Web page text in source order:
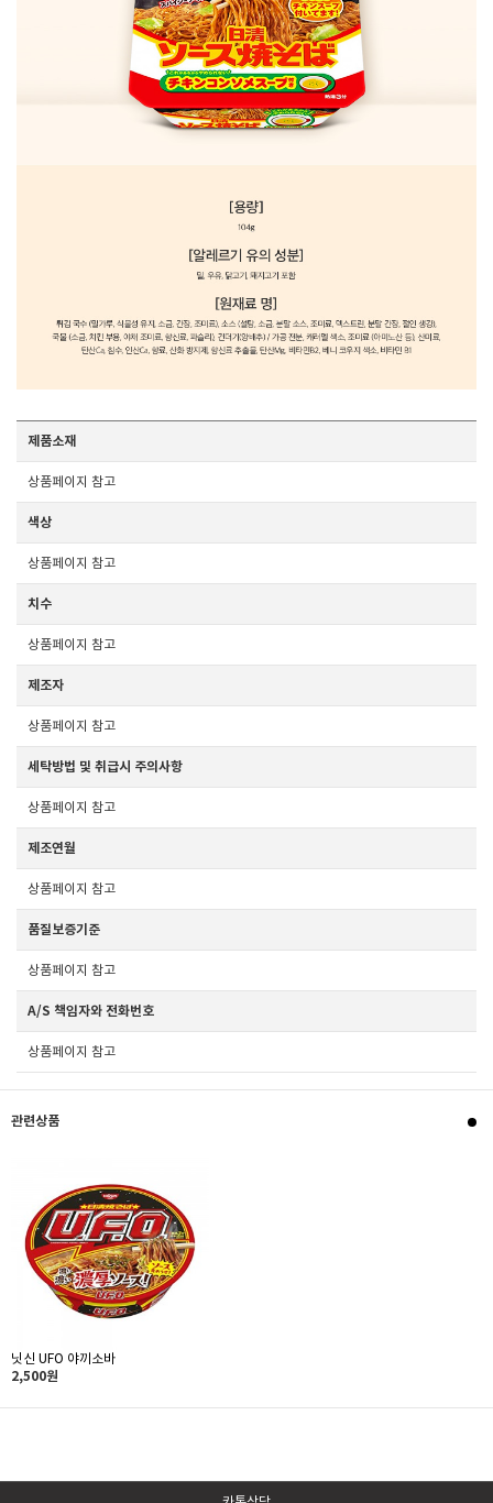
제품소재
상품페이지 참고
색상
상품페이지 참고
치수
상품페이지 참고
제조자
상품페이지 참고
세탁방법 및 취급시 주의사항
상품페이지 참고
제조연월
상품페이지 참고
품질보증기준
상품페이지 참고
A/S 책임자와 전화번호
상품페이지 참고
관련상품
닛신 UFO 야끼소바
2,500원